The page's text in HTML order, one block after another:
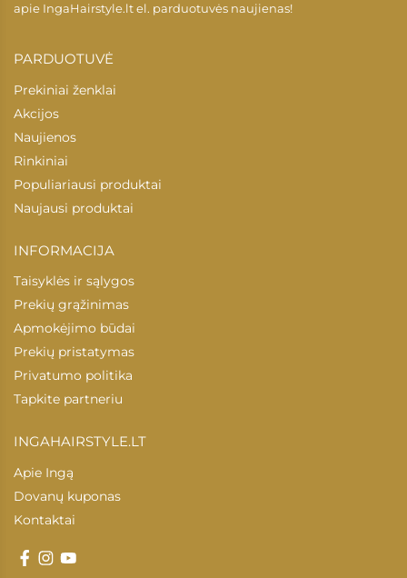
apie IngaHairstyle.ltel. parduotuvės naujienas!
PARDUOTUVĖ
Prekiniai ženklai
Akcijos
Naujienos
Rinkiniai
Populiariausi produktai
Naujausi produktai
INFORMACIJA
Taisyklės ir sąlygos
Prekių grąžinimas
Apmokėjimo būdai
Prekių pristatymas
Privatumo politika
Tapkite partneriu
INGAHAIRSTYLE.LT
Apie Ingą
Dovanų kuponas
Kontaktai